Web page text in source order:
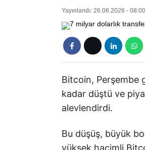
Yayınlandı: 26.06.2026 - 08:00
Bitcoin, Perşembe
kadar düştü ve
alevlendirdi.
Bu düşüş, büyük
yüksek hacimli